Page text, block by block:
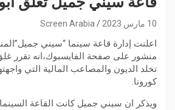
10 مارس 2023 Screen Arabia
اعلنت إدارة قاعة سينما “سيني
منشور على صفحة الفايسبوك،انه تقرر
تخلد الديون والمصاعب المالية التي
كورونا.
ويذكر ان سيني جميل كانت القاعة